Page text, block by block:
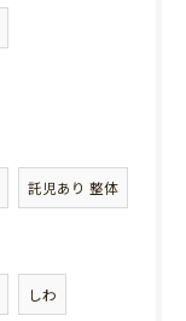
託児あり 整体
しわ